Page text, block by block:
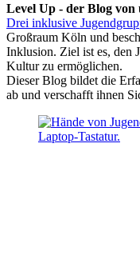
Level Up - der Blog von
Drei inklusive
Großraum Köln und
Inklusion. Ziel ist es, den
Kultur zu ermöglichen.
Dieser Blog bildet die
ab und verschafft ihnen